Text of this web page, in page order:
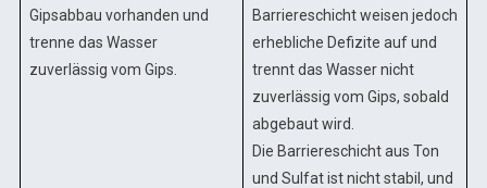
Gipsabbau vorhanden und
trenne das Wasser
zuverlässig vom Gips.
Barriereschicht weisen jedoch
erhebliche Defizite auf und
trennt das Wasser nicht
zuverlässig vom Gips, sobald
abgebaut wird.
Die Barriereschicht aus Ton
und Sulfat ist nicht stabil, und